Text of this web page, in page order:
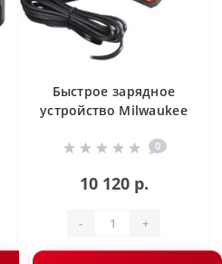
Быстрое зарядное
устройство Milwaukee
0
10 120 р.
- +